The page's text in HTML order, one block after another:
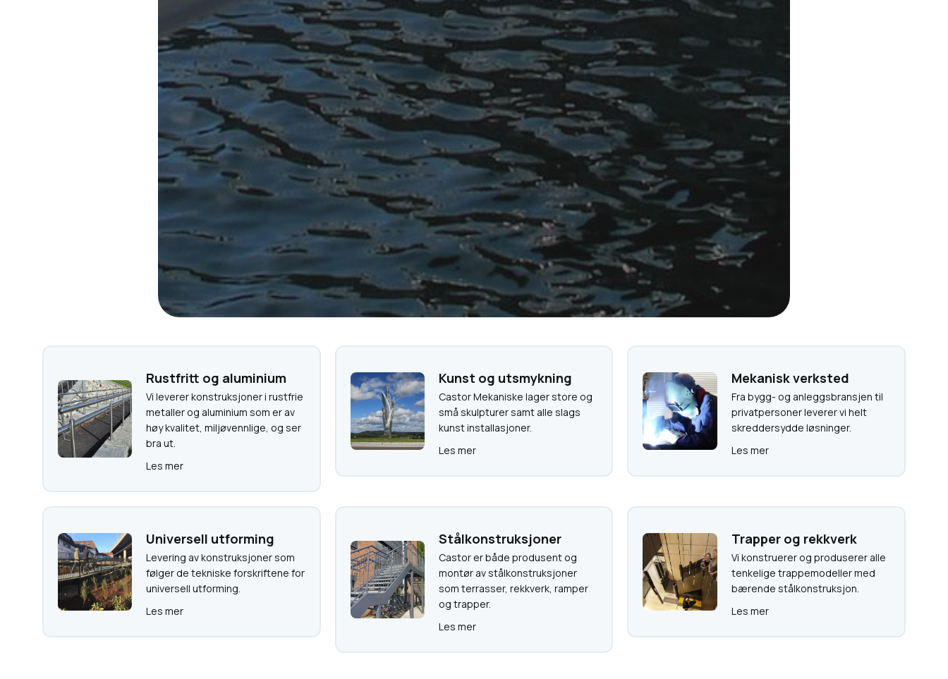
Rustfritt og aluminium
Vi leverer konstruksjoner i rustfrie
metaller og aluminium som er av
høy kvalitet, miljøvennlige, og ser
bra ut.
Les mer
Kunst og utsmykning
Castor Mekaniske lager store og
små skulpturer samt alle slags
kunst installasjoner.
Les mer
Mekanisk verksted
Fra bygg- og anleggsbransjen til
privatpersoner leverer vi helt
skreddersydde løsninger.
Les mer
Universell utforming
Levering av konstruksjoner som
følger de tekniske forskriftene for
universell utforming.
Les mer
Stålkonstruksjoner
Castor er både produsent og
montør av stålkonstruksjoner
som terrasser, rekkverk, ramper
og trapper.
Les mer
Trapper og rekkverk
Vi konstruerer og produserer alle
tenkelige trappemodeller med
bærende stålkonstruksjon.
Les mer